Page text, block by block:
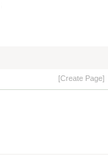
[Create Page]